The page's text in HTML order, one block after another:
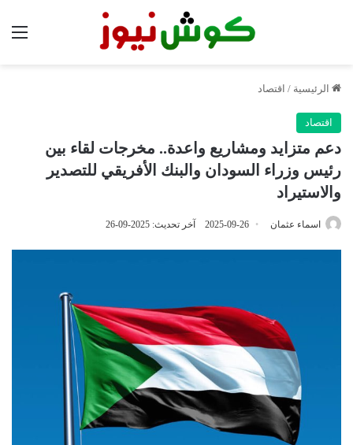
الرئيسية / اقتصاد
اقتصاد
دعم متزايد ومشاريع واعدة.. مخرجات لقاء بين
رئيس وزراء السودان والبنك الأفريقي للتصدير
والاستيراد
اسماء عثمان 2025-09-26 آخر تحديث: 2025-09-26